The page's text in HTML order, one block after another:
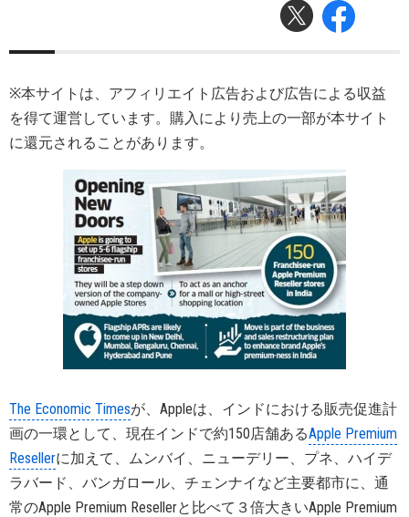
※本サイトは、アフィリエイト広告および広告による収益
を得て運営しています。購入により売上の一部が本サイト
に還元されることがあります。
The Economic Timesが、Appleは、インドにおける販売促進計
画の一環として、現在インドで約150店舗あるApple Premium
Resellerに加えて、ムンバイ、ニューデリー、プネ、ハイデ
ラバード、バンガロール、チェンナイなど主要都市に、通
常のApple Premium Resellerと比べて３倍大きいApple Premium